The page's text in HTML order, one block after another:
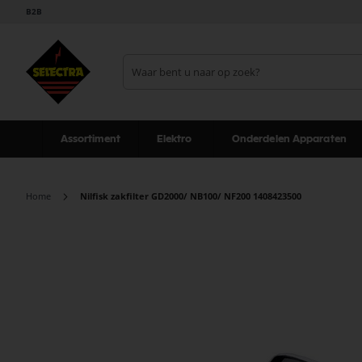
B2B
Assortiment Elektro Onderdelen Apparaten
Home Nilfisk zakfilter GD2000/ NB100/ NF200 1408423500